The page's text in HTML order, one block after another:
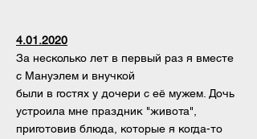
4.01.2020
За несколько лет в первый раз я вместе
с Мануэлем и внучкой
были в гостях у дочери с её мужем. Дочь
устроила мне праздник "живота",
приготовив блюда, которые я когда-то